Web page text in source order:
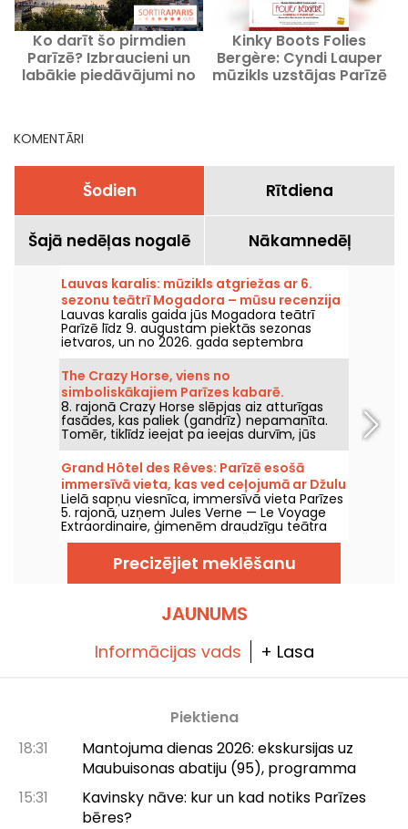
Ko darīt šo pirmdien
Parīzē? Izbraucieni un
labākie piedāvājumi no
Kinky Boots Folies
Bergère: Cyndi Lauper
mūzikls uzstājas Parīzē
KOMENTĀRI
Šodien Rītdiena
Šajā nedēļas nogalē Nākamnedēļ
Lauvas karalis: mūzikls atgriežas ar 6.
sezonu teātrī Mogadora – mūsu recenzija
Lauvas karalis gaida jūs Mogadora teātrī
Parīzē līdz 9. augustam piektās sezonas
ietvaros, un no 2026. gada septembra
uzsāks sestās sezonas, vairāk nekā desmit
gadus pēc pēdējās izrādes šajā Parīzes zālē.
Mēs to esam redzējuši, jums visu pastāstām!
The Crazy Horse, viens no
simboliskākajiem Parīzes kabarē.
8. rajonā Crazy Horse slēpjas aiz atturīgas
fasādes, kas paliek (gandrīz) nepamanīta.
Tomēr, tiklīdz ieejat pa ieejas durvīm, jūs
pārcelsieties pavisam citā atmosfērā, jo jūs
varēsiet vērot brīnišķīgu šovu ar dejām,
priekšnesumiem un izgaismotu dekorāciju.
Grand Hôtel des Rêves: Parīzē esošā
immersīvā vieta, kas ved ceļojumā ar Džulu
Vernu
Lielā sapņu viesnīca, immersīvā vieta Parīzes
5. rajonā, uzņem Jules Verne — Le Voyage
Extraordinaire, ģimenēm draudzīgu teātra
ceļojumu ar 360° dekoriem. Šī adrese ir
domāta vairāku immersīvu izrāžu
uzņemšanai, tostarp Ziemassvētkiem veltītai
jaunradei.
Precizējiet meklēšanu
JAUNUMS
Informācijas vads + Lasa
Piektiena
18:31
Mantojuma dienas 2026: ekskursijas uz
Maubuisonas abatiju (95), programma
15:31
Kavinsky nāve: kur un kad notiks Parīzes
bēres?